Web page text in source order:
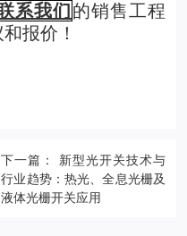
系我们 的销售工程
报价！
下一篇： 新型光开关技术与
行业趋势：热光、全息光栅及
液体光栅开关应用